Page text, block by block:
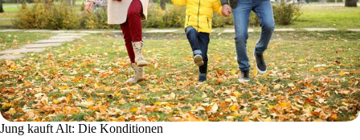
Jung kauft Alt: Die Konditionen